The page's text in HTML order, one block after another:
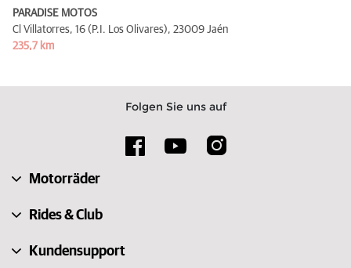
PARADISE MOTOS
Cl Villatorres, 16 (P.I. Los Olivares), 23009 Jaén
235,7 km
Folgen Sie uns auf
Motorräder
Rides & Club
Kundensupport